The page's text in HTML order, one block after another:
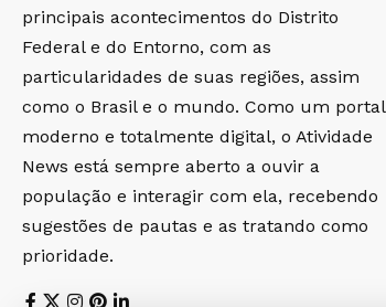
principais acontecimentos do Distrito
Federal e do Entorno, com as
particularidades de suas regiões, assim
como o Brasil e o mundo. Como um portal
moderno e totalmente digital, o Atividade
News está sempre aberto a ouvir a
população e interagir com ela, recebendo
sugestões de pautas e as tratando como
prioridade.